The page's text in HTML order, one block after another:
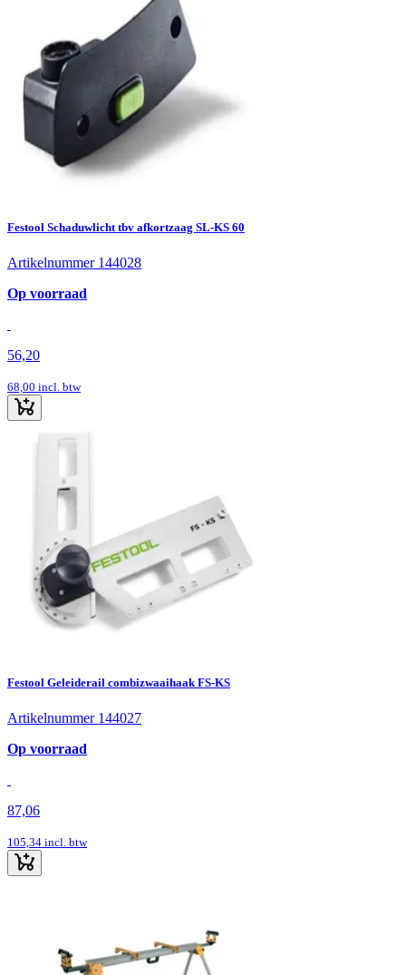
Festool Schaduwlicht tbv afkortzaag SL-KS 60
Artikelnummer 144028
Op voorraad
56,20
68,00 incl. btw
Festool Geleiderail combizwaaihaak FS-KS
Artikelnummer 144027
Op voorraad
87,06
105,34 incl. btw